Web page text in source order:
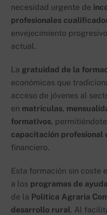
necesidad urgente de
profesionales
envejecimiento
actual.
La gratuidad de la
económicas que
acceso de jóvenes al
en matrículas,
formativos,
capacitación profesional
financiero.
Esta formación sin coste
a los programas de
de la Política Agraria
desarrollo rural. Al